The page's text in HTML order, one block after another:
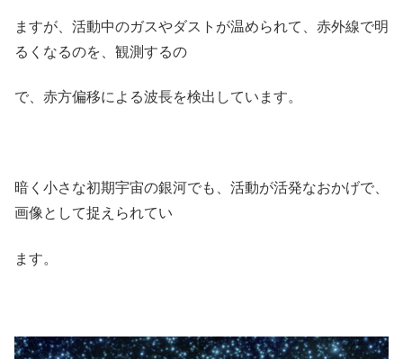
ますが、活動中のガスやダストが温められて、赤外線で明
るくなるのを、観測するの
で、赤方偏移による波長を検出しています。
暗く小さな初期宇宙の銀河でも、活動が活発なおかげで、
画像として捉えられてい
ます。